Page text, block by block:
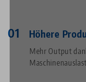
Höhere
Mehr Output